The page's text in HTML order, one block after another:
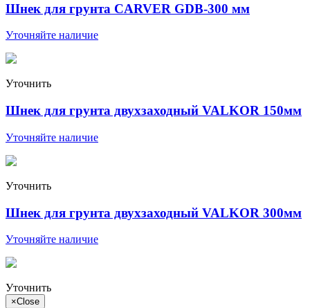
Шнек для грунта CARVER GDB-300 мм
Уточняйте наличие
Уточнить
Шнек для грунта двухзаходный VALKOR 150мм
Уточняйте наличие
Уточнить
Шнек для грунта двухзаходный VALKOR 300мм
Уточняйте наличие
Уточнить
×Close